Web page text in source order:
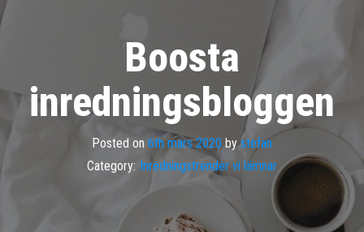
Boosta
inredningsbloggen
Posted on 6th mars 2020 bystefan
Category: Inredningstrender vi lämnar